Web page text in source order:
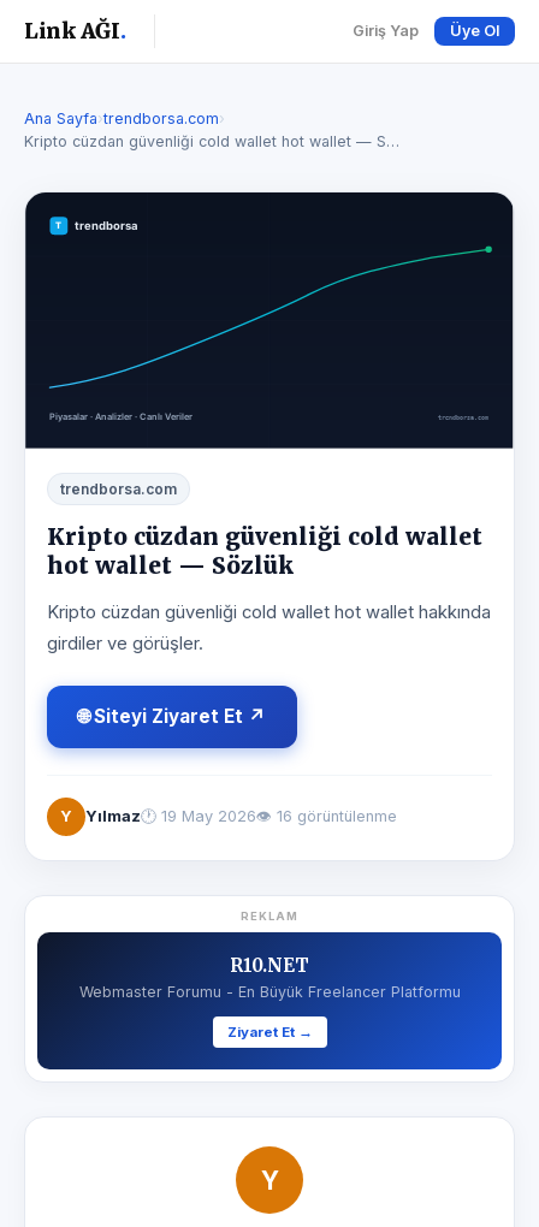
Link AĞI. Giriş Yap Üye Ol
Ana Sayfa›trendborsa.com›
Kripto cüzdan güvenliği cold wallet hot wallet — S…
trendborsa.com
Kripto cüzdan güvenliği cold wallet
hot wallet — Sözlük
Kripto cüzdan güvenliği cold wallet hot wallet hakkında
girdiler ve görüşler.
🌐 Siteyi Ziyaret Et ↗
Y Yılmaz🕐 19 May 2026👁 16 görüntülenme
REKLAM
R10.NET
Webmaster Forumu - En Büyük Freelancer Platformu
Ziyaret Et →
Y